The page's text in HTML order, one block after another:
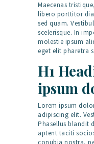
Maecenas
libero porttitor
sed quam.
scelerisque. In
molestie ipsum
eget elit pharetra
H1
ipsum
Lorem ipsum
adipiscing elit.
Phasellus blandit
aptent taciti